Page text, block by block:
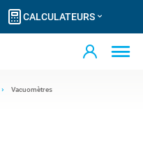
CALCULATEURS
Vacuomètres